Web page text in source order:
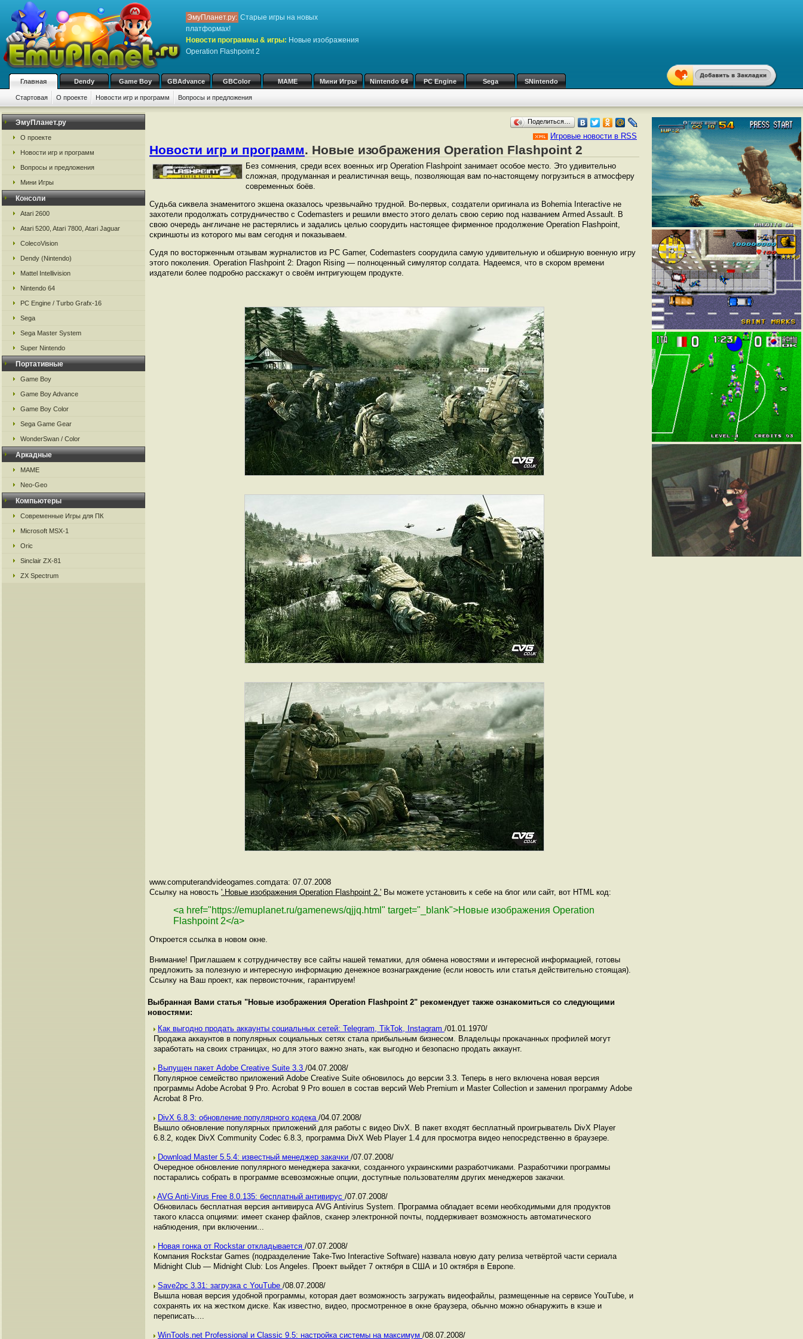
ЭмуПланет.ру: Старые игры на новых
платформах!
Новости программы & игры: Новые изображения
Operation Flashpoint 2
Главная Dendy Game Boy GBAdvance GBColor MAME Мини Игры Nintendo 64 PC Engine Sega SNintendo
Стартовая О проекте Новости игр и программ Вопросы и предложения
ЭмуПланет.ру
О проекте
Новости игр и программ
Вопросы и предложения
Мини Игры
Консоли
Atari 2600
Atari 5200, Atari 7800, Atari Jaguar
ColecoVision
Dendy (Nintendo)
Mattel Intellivision
Nintendo 64
PC Engine / Turbo Grafx-16
Sega
Sega Master System
Super Nintendo
Портативные
Game Boy
Game Boy Advance
Game Boy Color
Sega Game Gear
WonderSwan / Color
Аркадные
MAME
Neo-Geo
Компьютеры
Современные Игры для ПК
Microsoft MSX-1
Oric
Sinclair ZX-81
ZX Spectrum
Поделиться…
Игровые новости в RSS
Новости игр и программ. Новые изображения Operation Flashpoint 2
Без сомнения, среди всех военных игр Operation Flashpoint занимает особое место. Это удивительно
сложная, продуманная и реалистичная вещь, позволяющая вам по-настоящему погрузиться в атмосферу
современных боёв.
Судьба сиквела знаменитого экшена оказалось чрезвычайно трудной. Во-первых, создатели оригинала из Bohemia Interactive не
захотели продолжать сотрудничество с Codemasters и решили вместо этого делать свою серию под названием Armed Assault. В
свою очередь англичане не растерялись и задались целью соорудить настоящее фирменное продолжение Operation Flashpoint,
скриншоты из которого мы вам сегодня и показываем.
Судя по восторженным отзывам журналистов из PC Gamer, Codemasters соорудила самую удивительную и обширную военную игру
этого поколения. Operation Flashpoint 2: Dragon Rising — полноценный симулятор солдата. Надеемся, что в скором времени
издатели более подробно расскажут о своём интригующем продукте.
www.computerandvideogames.comдата: 07.07.2008
Ссылку на новость '.Новые изображения Operation Flashpoint 2.' Вы можете установить к себе на блог или сайт, вот HTML код:
<a href="https://emuplanet.ru/gamenews/qjjq.html" target="_blank">Новые изображения Operation
Flashpoint 2</a>
Откроется ссылка в новом окне.
Внимание! Приглашаем к сотрудничеству все сайты нашей тематики, для обмена новостями и интересной информацией, готовы
предложить за полезную и интересную информацию денежное вознаграждение (если новость или статья действительно стоящая).
Ссылку на Ваш проект, как первоисточник, гарантируем!
Выбранная Вами статья "Новые изображения Operation Flashpoint 2" рекомендует также ознакомиться со следующими
новостями:
Как выгодно продать аккаунты социальных сетей: Telegram, TikTok, Instagram /01.01.1970/
Продажа аккаунтов в популярных социальных сетях стала прибыльным бизнесом. Владельцы прокачанных профилей могут
заработать на своих страницах, но для этого важно знать, как выгодно и безопасно продать аккаунт.
Выпущен пакет Adobe Creative Suite 3.3 /04.07.2008/
Популярное семейство приложений Adobe Creative Suite обновилось до версии 3.3. Теперь в него включена новая версия
программы Adobe Acrobat 9 Pro. Acrobat 9 Pro вошел в состав версий Web Premium и Master Collection и заменил программу Adobe
Acrobat 8 Pro.
DivX 6.8.3: обновление популярного кодека /04.07.2008/
Вышло обновление популярных приложений для работы с видео DivX. В пакет входят бесплатный проигрыватель DivX Player
6.8.2, кодек DivX Community Codec 6.8.3, программа DivX Web Player 1.4 для просмотра видео непосредственно в браузере.
Download Master 5.5.4: известный менеджер закачки /07.07.2008/
Очередное обновление популярного менеджера закачки, созданного украинскими разработчиками. Разработчики программы
постарались собрать в программе всевозможные опции, доступные пользователям других менеджеров закачки.
AVG Anti-Virus Free 8.0.135: бесплатный антивирус /07.07.2008/
Обновилась бесплатная версия антивируса AVG Antivirus System. Программа обладает всеми необходимыми для продуктов
такого класса опциями: имеет сканер файлов, сканер электронной почты, поддерживает возможность автоматического
наблюдения, при включении...
Новая гонка от Rockstar откладывается /07.07.2008/
Компания Rockstar Games (подразделение Take-Two Interactive Software) назвала новую дату релиза четвёртой части сериала
Midnight Club — Midnight Club: Los Angeles. Проект выйдет 7 октября в США и 10 октября в Европе.
Save2pc 3.31: загрузка с YouTube /08.07.2008/
Вышла новая версия удобной программы, которая дает возможность загружать видеофайлы, размещенные на сервисе YouTube, и
сохранять их на жестком диске. Как известно, видео, просмотренное в окне браузера, обычно можно обнаружить в кэше и
переписать....
WinTools.net Professional и Classic 9.5: настройка системы на максимум /08.07.2008/